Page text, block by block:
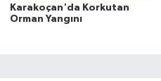
Karakoçan'da Korkutan
Orman Yangını